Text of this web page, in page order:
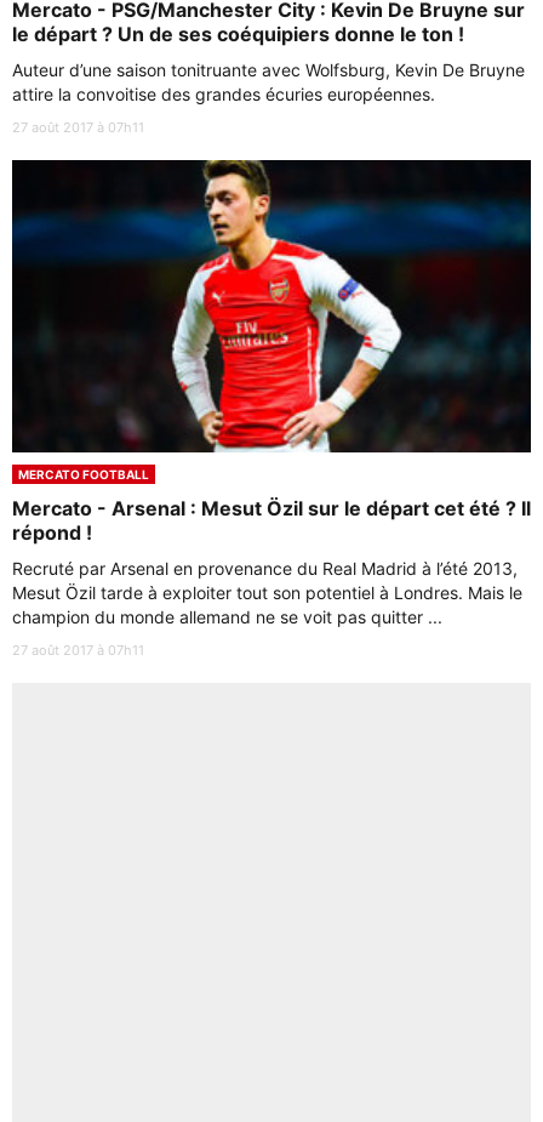
Mercato - PSG/Manchester City : Kevin De Bruyne sur
le départ ? Un de ses coéquipiers donne le ton !
Auteur d’une saison tonitruante avec Wolfsburg, Kevin De Bruyne
attire la convoitise des grandes écuries européennes.
27 août 2017 à 07h11
MERCATO FOOTBALL
Mercato - Arsenal : Mesut Özil sur le départ cet été ? Il
répond !
Recruté par Arsenal en provenance du Real Madrid à l’été 2013,
Mesut Özil tarde à exploiter tout son potentiel à Londres. Mais le
champion du monde allemand ne se voit pas quitter ...
27 août 2017 à 07h11